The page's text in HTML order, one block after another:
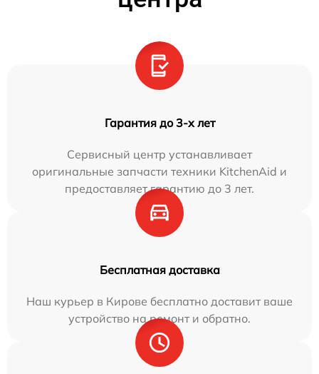
Гарантия до 3-х лет
Сервисный центр устанавливает
оригинальные запчасти техники KitchenAid и
предоставляет гарантию до 3 лет.
Бесплатная доставка
Наш курьер в Кирове бесплатно доставит ваше
устройство на ремонт и обратно.